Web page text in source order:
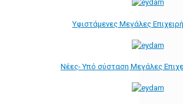
Υφιστάμενες Μεγάλες
Νέες- Υπό σύσταση Μεγάλες